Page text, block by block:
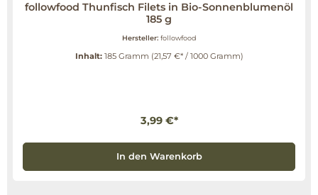
followfood Thunfisch Filets in Bio-Sonnenblumenöl
185 g
Hersteller: followfood
Inhalt: 185 Gramm (21,57 €* / 1000 Gramm)
3,99 €*
In den Warenkorb